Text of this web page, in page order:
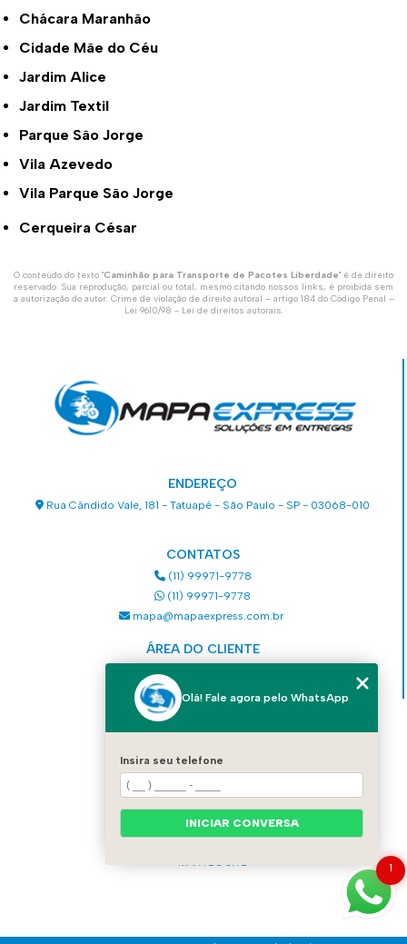
Chácara Maranhão
Cidade Mãe do Céu
Jardim Alice
Jardim Textil
Parque São Jorge
Vila Azevedo
Vila Parque São Jorge
Cerqueira César
O conteúdo do texto "Caminhão para Transporte de Pacotes Liberdade" é de direito
reservado. Sua reprodução, parcial ou total, mesmo citando nossos links, é proibida sem
a autorização do autor. Crime de violação de direito autoral – artigo 184 do Código Penal –
Lei 9610/98 - Lei de direitos autorais.
ENDEREÇO
Rua Cândido Vale, 181 - Tatuapé - São Paulo - SP - 03068-010
CONTATOS
(11) 99971-9778
(11) 99971-9778
mapa@mapaexpress.com.br
ÁREA DO CLIENTE
QUEM SOMOS
CONTATO
MAPA DO SITE
1
Olá! Fale agora pelo WhatsApp
Insira seu telefone
INICIAR CONVERSA